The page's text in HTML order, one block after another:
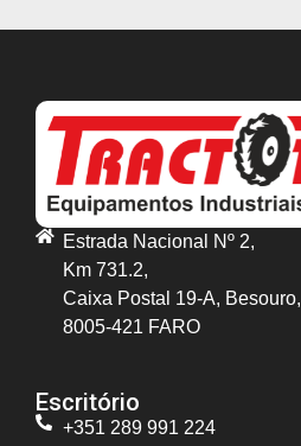
Estrada Nacional Nº 2,
Km 731.2,
Caixa Postal 19-A, Besouro,
8005-421 FARO
Escritório
+351 289 991 224